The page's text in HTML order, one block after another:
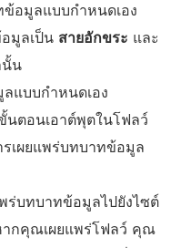
อมูลแบบกำหนดเอง
มูลเป็น สายอักขระ และ
นั้น
แบบกำหนดเอง
นตอนเอาต์พุตในโฟลว์
เผยแพร่บทบาทข้อมูล
ร่บทบาทข้อมูลไปยังไซต์
ากคุณเผยแพร่โฟลว์ คุณ